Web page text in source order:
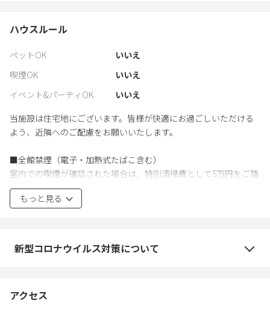
ハウスルール
ペットOK
いいえ
喫煙OK
いいえ
イベント&パーティOK
いいえ
当施設は住宅地にございます。皆様が快適にお過ごしいただける
よう、近隣へのご配慮をお願いいたします。
■全館禁煙（電子・加熱式たばこ含む）
室内での喫煙が確認された場合は、特別清掃費として5万円をご請
求する場合がございます。
場合は、やむを得ずご退去をお願いする場合がございます。
めにご連絡ください。
もっと見る
新型コロナウイルス対策について
アクセス